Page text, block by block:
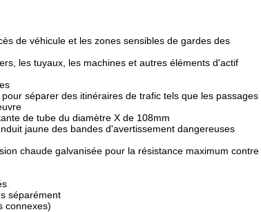
de véhicule et les zones sensibles de gardes des
les tuyaux, les machines et autres éléments d'actif
séparer des itinéraires de trafic tels que les passages
de tube du diamètre X de 108mm
jaune des bandes d'avertissement dangereuses
chaude galvanisée pour la résistance maximum contre
séparément
connexes)